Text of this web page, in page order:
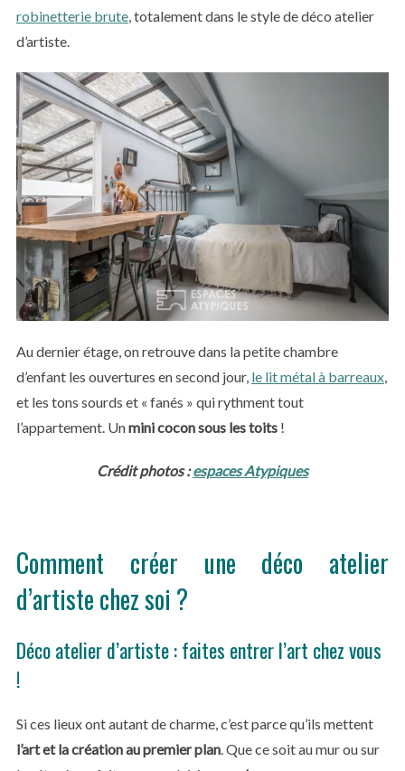
robinetterie brute, totalement dans le style de déco atelier
d’artiste.
Au dernier étage, on retrouve dans la petite chambre
d’enfant les ouvertures en second jour, le lit métal à barreaux,
et les tons sourds et « fanés » qui rythment tout
l’appartement. Unmini cocon sous les toits!
Crédit photos :espaces Atypiques
Comment créer une déco atelier
d’artiste chez soi ?
Déco atelier d’artiste : faites entrer l’art chez vous
!
Si ces lieux ont autant de charme, c’est parce qu’ils mettent
l’art et la création au premier plan. Que ce soit au mur ou sur